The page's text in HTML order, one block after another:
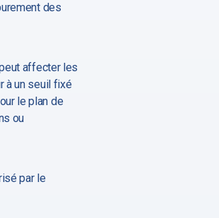
des
affecter les
à un seuil fixé
le plan de
ou
par le